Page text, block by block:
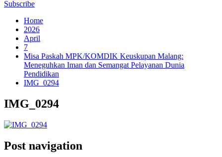
Subscribe
Home
2026
April
7
Misa Paskah MPK/KOMDIK Keuskupan Malang:
Meneguhkan Iman dan Semangat Pelayanan Dunia
Pendidikan
IMG_0294
IMG_0294
Post navigation